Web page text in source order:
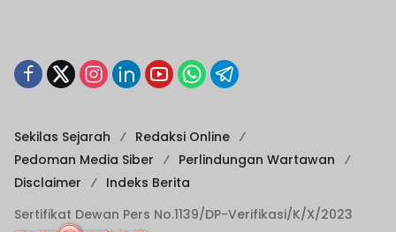
Sekilas Sejarah
Redaksi Online
Pedoman Media Siber
Perlindungan Wartawan
Disclaimer
Indeks Berita
Sertifikat Dewan Pers No.1139/DP-Verifikasi/K/X/2023